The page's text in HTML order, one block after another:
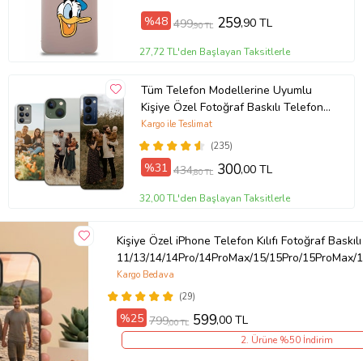
%48 499,90 TL 259,90 TL
27,72 TL'den Başlayan Taksitlerle
Tüm Telefon Modellerine Uyumlu
Kişiye Özel Fotoğraf Baskılı Telefon
Kılıfı
(235)
Kargo ile Teslimat
%31 434,80 TL 300,00 TL
32,00 TL'den Başlayan Taksitlerle
Kişiye Özel iPhone Telefon Kılıfı Fotoğraf Baskılı
11/13/14/14Pro/14ProMax/15/15Pro/
(29)
Kargo Bedava
%25 799,00 TL 599,00 TL
2. Ürüne %50 İndirim